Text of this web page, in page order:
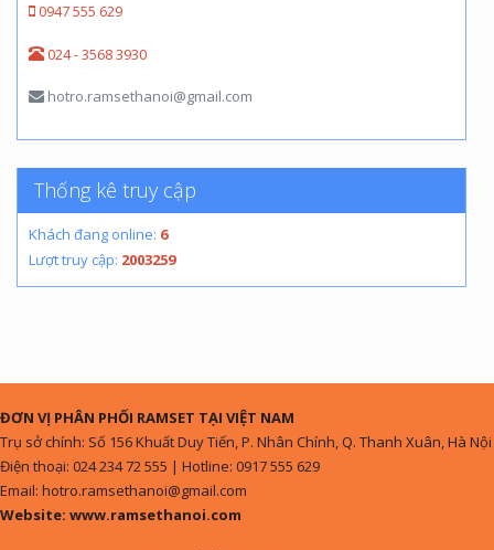
0947 555 629
024 - 3568 3930
hotro.ramsethanoi@gmail.com
Thống kê truy cập
Khách đang online: 6
Lượt truy cập: 2003259
ĐƠN VỊ PHÂN PHỐI RAMSET TẠI VIỆT NAM
Trụ sở chính: Số 156 Khuất Duy Tiến, P. Nhân Chính, Q. Thanh Xuân, Hà Nội
Điện thoại: 024 234 72 555 | Hotline: 0917 555 629
Email: hotro.ramsethanoi@gmail.com
Website: www.ramsethanoi.com